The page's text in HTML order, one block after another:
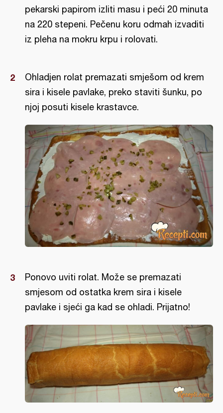
pekarski papirom izliti masu i peći 20 minuta
na 220 stepeni. Pečenu koru odmah izvaditi
iz pleha na mokru krpu i rolovati.
Ohladjen rolat premazati smješom od krem
sira i kisele pavlake, preko staviti šunku, po
njoj posuti kisele krastavce.
Ponovo uviti rolat. Može se premazati
smjesom od ostatka krem sira i kisele
pavlake i sjeći ga kad se ohladi. Prijatno!